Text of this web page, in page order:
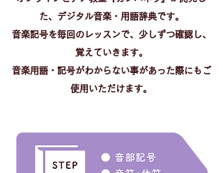
た、デジタル音楽・用語辞典です。
音楽記号を毎回のレッスンで、少しずつ確認し、
覚えていきます。
音楽用語・記号がわからない事があった際にもご
使用いただけます。